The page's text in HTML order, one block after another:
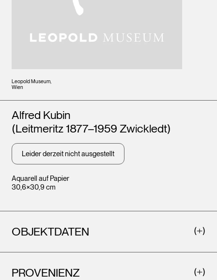
Leopold Museum,
Wien
Aquarell auf Papier
30,6×30,9 cm
Künstler*innen
Alfred Kubin
(Leitmeritz 1877–1959 Zwickledt)
Leider derzeit nicht ausgestellt
OBJEKTDATEN
PROVENIENZ